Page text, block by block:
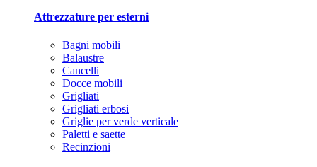
Attrezzature per esterni
Bagni mobili
Balaustre
Cancelli
Docce mobili
Grigliati
Grigliati erbosi
Griglie per verde verticale
Paletti e saette
Recinzioni